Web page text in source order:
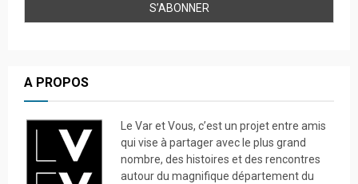
A PROPOS
Le Var et Vous, c’est un projet entre amis
qui vise à partager avec le plus grand
nombre, des histoires et des rencontres
autour du magnifique département du